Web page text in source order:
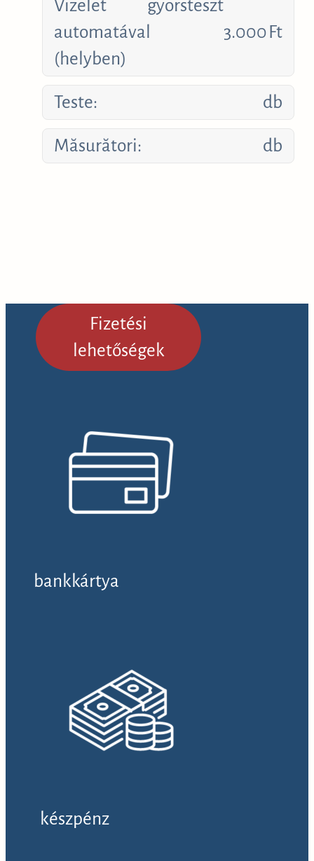
Vizelet gyorsteszt
automatával
(helyben)
3.000Ft
Teste: db
Măsurători: db
Fizetési
lehetőségek
bankkártya
készpénz